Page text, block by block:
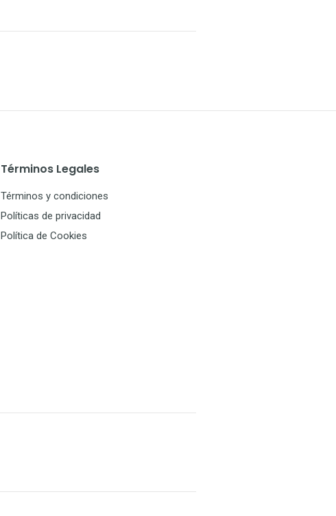
Términos Legales
Términos y condiciones
Políticas de privacidad
Política de Cookies